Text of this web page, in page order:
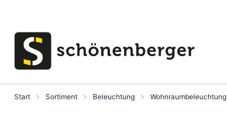
Start Sortiment Beleuchtung Wohnraumbeleuchtung